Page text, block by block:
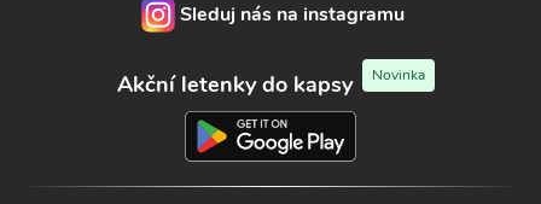
Sleduj nás na instagramu
Akční letenky do kapsy Novinka